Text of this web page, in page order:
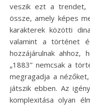
veszik ezt a trendet,
össze, amely képes
karakterek közötti
valamint a történet
hozzájárulnak
„1883” nemcsak a
megragadja a
játszik ebben. Az
komplexitása olyan